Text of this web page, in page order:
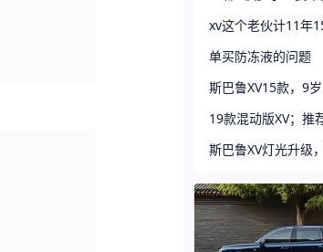
xv这个老伙计11年
单买防冻液的问题
19款混动版XV；推